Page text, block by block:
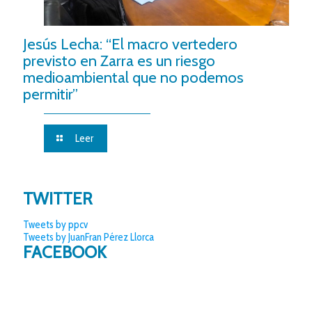
Jesús Lecha: “El macro vertedero
previsto en Zarra es un riesgo
medioambiental que no podemos
permitir”
Leer
TWITTER
Tweets by ppcv
Tweets by JuanFran Pérez Llorca
FACEBOOK